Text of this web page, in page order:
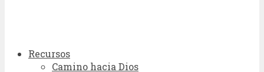
Recursos
Camino hacia Dios